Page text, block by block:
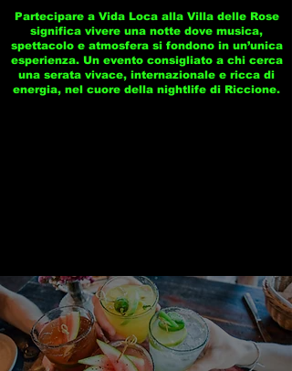
Partecipare a Vida Loca alla Villa delle Rose
significa vivere una notte dove musica,
spettacolo e atmosfera si fondono in un’unica
esperienza. Un evento consigliato a chi cerca
una serata vivace, internazionale e ricca di
energia, nel cuore della nightlife di Riccione.